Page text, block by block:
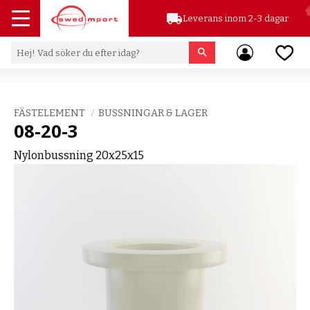
Meny
local_shippingLeverans inom 2-3 dagar
FÄSTELEMENT BUSSNINGAR & LAGER
08-20-3
Nylonbussning 20x25x15